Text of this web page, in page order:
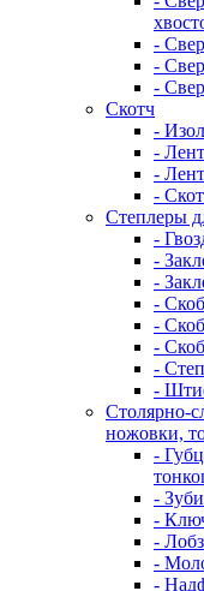
-
-
-
Скотч
-
-
-
-
Степлеры
-
-
-
-
-
-
-
-
Столярно-
ножовки,
-
-
-
-
-
-